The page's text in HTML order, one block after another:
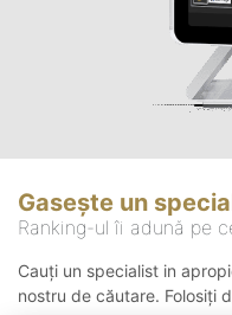
Gasește un
Ranking-ul îi adună pe
Cauți un specialist in
nostru de căutare. Folosiți